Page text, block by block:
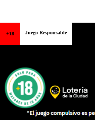
+18 Juego Responsable